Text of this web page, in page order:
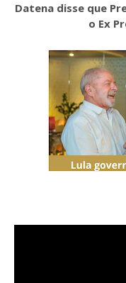
Datena disse que
o Ex